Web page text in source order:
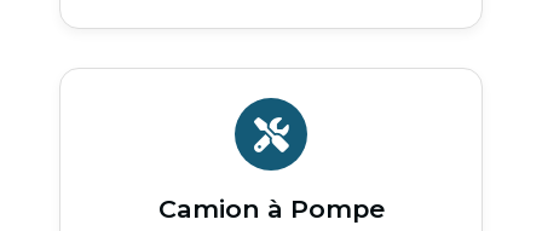
Camion à Pompe